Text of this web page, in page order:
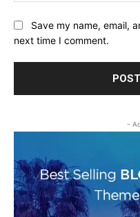
Save my name, email,
next time I comment.
-